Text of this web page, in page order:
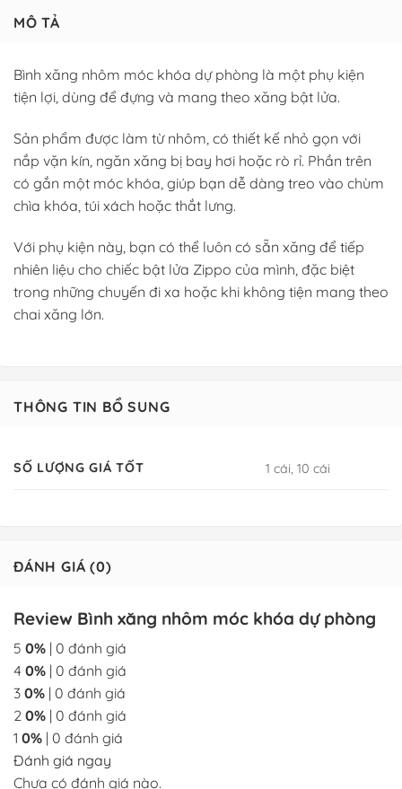
MÔ TẢ
Bình xăng nhôm móc khóa dự phòng là một phụ kiện
tiện lợi, dùng để đựng và mang theo xăng bật lửa.
Sản phẩm được làm từ nhôm, có thiết kế nhỏ gọn với
nắp vặn kín, ngăn xăng bị bay hơi hoặc rò rỉ. Phần trên
có gắn một móc khóa, giúp bạn dễ dàng treo vào chùm
chìa khóa, túi xách hoặc thắt lưng.
Với phụ kiện này, bạn có thể luôn có sẵn xăng để tiếp
nhiên liệu cho chiếc bật lửa Zippo của mình, đặc biệt
trong những chuyến đi xa hoặc khi không tiện mang theo
chai xăng lớn.
THÔNG TIN BỔ SUNG
SỐ LƯỢNG GIÁ TỐT 1 cái, 10 cái
ĐÁNH GIÁ (0)
Review Bình xăng nhôm móc khóa dự phòng
5 0% | 0 đánh giá
4 0% | 0 đánh giá
3 0% | 0 đánh giá
2 0% | 0 đánh giá
1 0% | 0 đánh giá
Đánh giá ngay
Chưa có đánh giá nào.